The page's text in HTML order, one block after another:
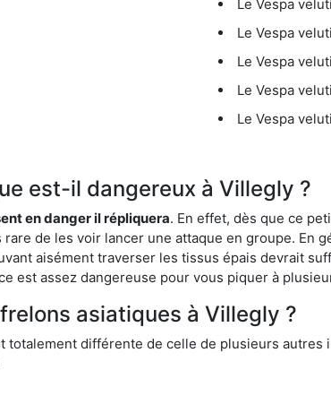
Le Vespa
Le Vespa
Le Vespa
Le Vespa
Le Vespa
est-il dangereux à Villegly ?
en danger il répliquera. En effet, dès que ce
de les voir lancer une attaque en groupe. En
aisément traverser les tissus épais devrait
est assez dangereuse pour vous piquer à
asiatiques à Villegly ?
totalement différente de celle de plusieurs